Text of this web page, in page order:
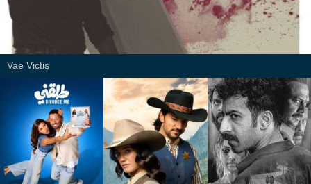
Vae Victis